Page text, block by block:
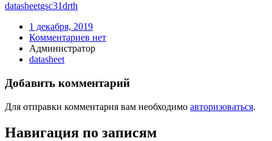
datasheetgsc31drth
1 декабря, 2019
Комментариев нет
Администратор
datasheet
Добавить комментарий
Для отправки комментария вам необходимо авторизоваться.
Навигация по записям